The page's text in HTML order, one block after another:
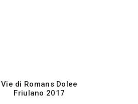
Vie di Romans Dolee
Friulano 2017